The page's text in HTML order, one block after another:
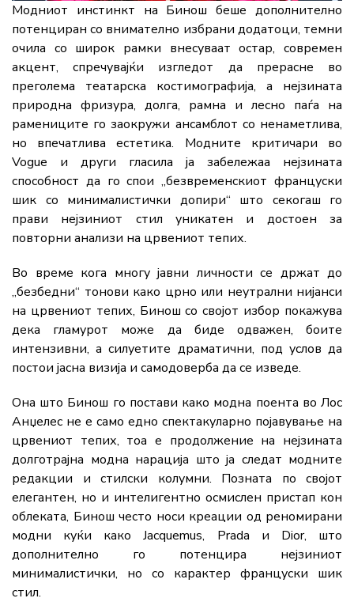
Модниот инстинкт на Бинош беше дополнително
потенциран со внимателно избрани додатоци, темни
очила со широк рамки внесуваат остар, современ
акцент, спречувајќи изгледот да прерасне во
преголема театарска костимографија, а нејзината
природна фризура, долга, рамна и лесно паѓа на
рамениците го заокружи ансамблот со ненаметлива,
но впечатлива естетика. Модните критичари во
Vogue и други гласила ја забележаа нејзината
способност да го спои „безвременскиот француски
шик со минималистички допири“ што секогаш го
прави нејзиниот стил уникатен и достоен за
повторни анализи на црвениот тепих.
Во време кога многу јавни личности се држат до
„безбедни“ тонови како црно или неутрални нијанси
на црвениот тепих, Бинош со својот избор покажува
дека гламурот може да биде одважен, боите
интензивни, а силуетите драматични, под услов да
постои јасна визија и самодоверба да се изведе.
Она што Бинош го постави како модна поента во Лос
Анџелес не е само едно спектакуларно појавување на
црвениот тепих, тоа е продолжение на нејзината
долготрајна модна нарација што ја следат модните
редакции и стилски колумни. Позната по својот
елегантен, но и интелигентно осмислен пристап кон
облеката, Бинош често носи креации од реномирани
модни куќи како Jacquemus, Prada и Dior, што
дополнително го потенцира нејзиниот
минималистички, но со карактер француски шик
стил.